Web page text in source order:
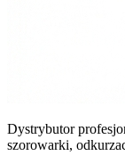
Dystrybutor
szorowarki,